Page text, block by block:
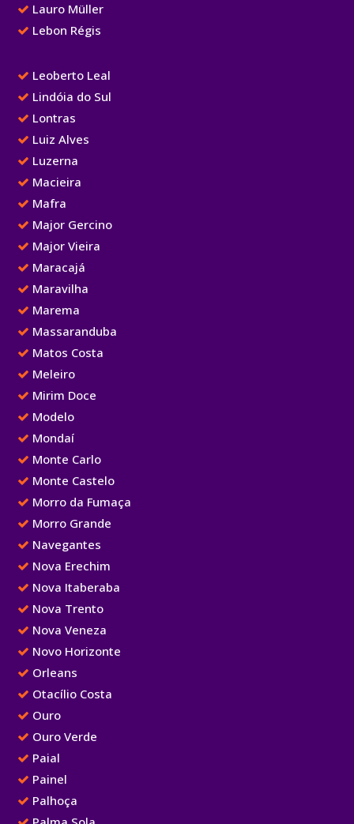
Lauro Müller
Lebon Régis
Leoberto Leal
Lindóia do Sul
Lontras
Luiz Alves
Luzerna
Macieira
Mafra
Major Gercino
Major Vieira
Maracajá
Maravilha
Marema
Massaranduba
Matos Costa
Meleiro
Mirim Doce
Modelo
Mondaí
Monte Carlo
Monte Castelo
Morro da Fumaça
Morro Grande
Navegantes
Nova Erechim
Nova Itaberaba
Nova Trento
Nova Veneza
Novo Horizonte
Orleans
Otacílio Costa
Ouro
Ouro Verde
Paial
Painel
Palhoça